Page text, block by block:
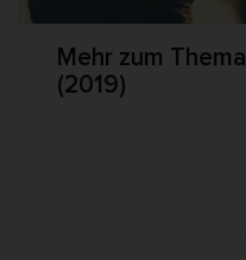
Mehr zum Thema
(2019)